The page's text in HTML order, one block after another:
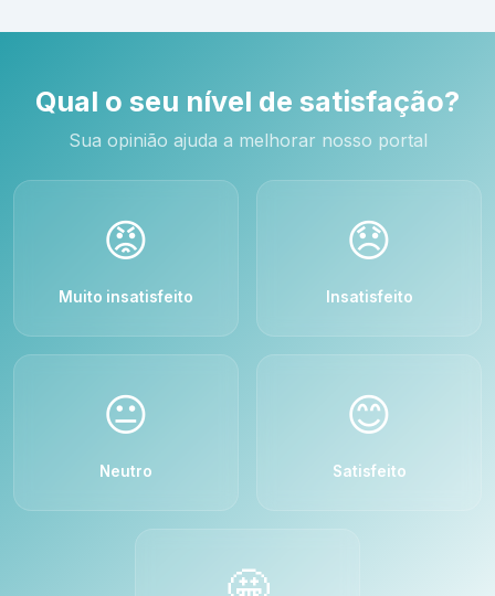
Qual o seu nível de satisfação?
Sua opinião ajuda a melhorar nosso portal
😡
Muito insatisfeito
😞
Insatisfeito
😐
Neutro
😊
Satisfeito